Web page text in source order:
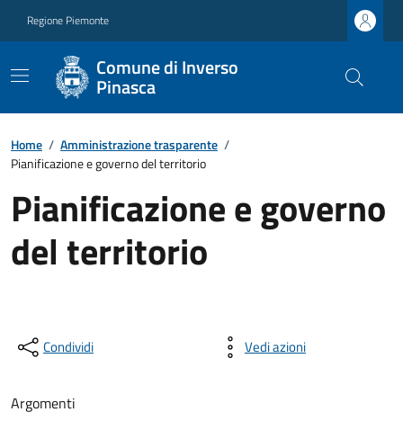
Regione Piemonte
Comune di Inverso
Pinasca
Home / Amministrazione trasparente /
Pianificazione e governo del territorio
Pianificazione e governo
del territorio
Condividi Vedi azioni
Argomenti